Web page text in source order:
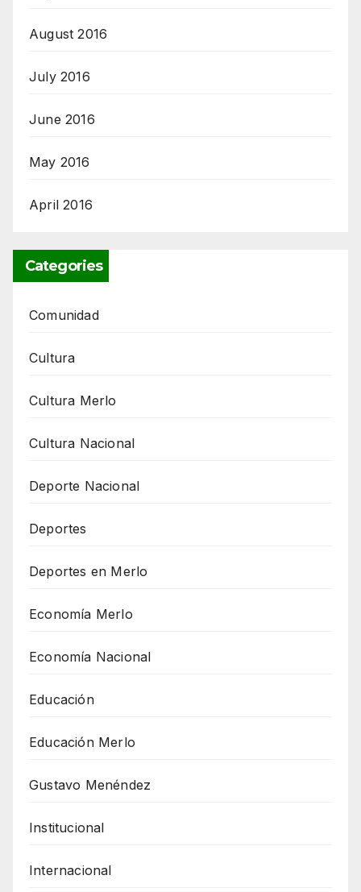
August 2016
July 2016
June 2016
May 2016
April 2016
Categories
Comunidad
Cultura
Cultura Merlo
Cultura Nacional
Deporte Nacional
Deportes
Deportes en Merlo
Economía Merlo
Economía Nacional
Educación
Educación Merlo
Gustavo Menéndez
Institucional
Internacional